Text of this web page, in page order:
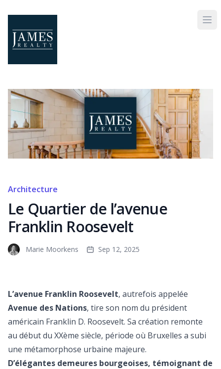
Architecture
Le Quartier de l’avenue
Franklin Roosevelt
Marie Moorkens Sep 12, 2025
L’avenue Franklin Roosevelt, autrefois appelée
Avenue des Nations, tire son nom du président
américain Franklin D. Roosevelt. Sa création remonte
au début du XXème siècle, période où Bruxelles a subi
une métamorphose urbaine majeure.
D’élégantes demeures bourgeoises, témoignant de